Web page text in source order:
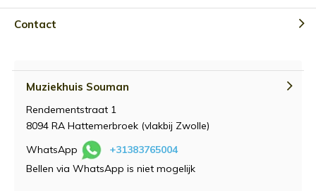
Contact
Muziekhuis Souman
Rendementstraat 1
8094 RA Hattemerbroek (vlakbij Zwolle)
WhatsApp
+31383765004
Bellen via WhatsApp is niet mogelijk